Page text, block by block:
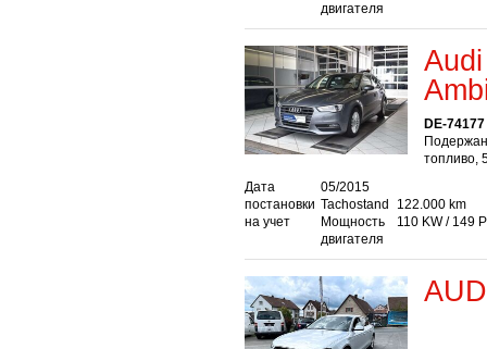
двигателя
DE-
топливо,
Дата
постановки
на учет
05/2015
Tachostand
122.000 km
Мощность
двигателя
110 KW / 149